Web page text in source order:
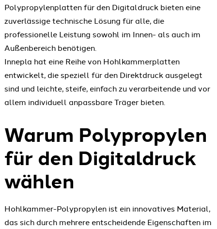
Polypropylenplatten für den Digitaldruck bieten eine
zuverlässige technische Lösung für alle, die
professionelle Leistung sowohl im Innen- als auch im
Außenbereich benötigen.
Innepla hat eine Reihe von Hohlkammerplatten
entwickelt, die speziell für den Direktdruck ausgelegt
sind und leichte, steife, einfach zu verarbeitende und vor
allem individuell anpassbare Träger bieten.
Warum Polypropylen
für den Digitaldruck
wählen
Hohlkammer-Polypropylen ist ein innovatives Material,
das sich durch mehrere entscheidende Eigenschaften im